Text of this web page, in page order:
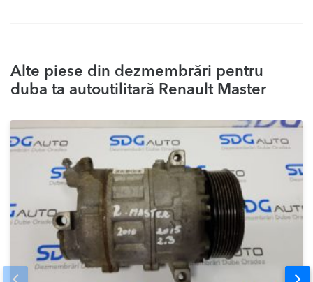
Alte piese din dezmembrări pentru
duba ta autoutilitară Renault Master
Prev